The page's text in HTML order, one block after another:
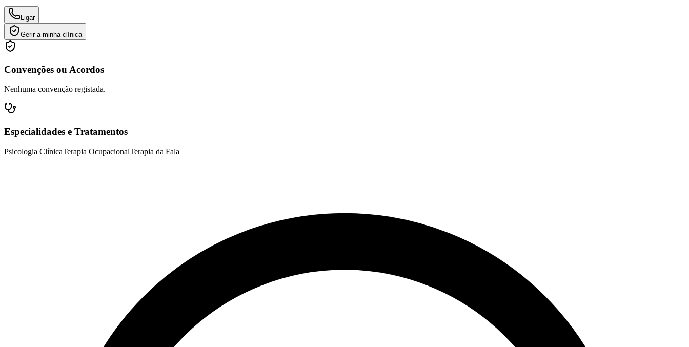
Ligar
Gerir a minha clínica
Convenções ou Acordos
Nenhuma convenção registada.
Especialidades e Tratamentos
Psicologia ClínicaTerapia OcupacionalTerapia da Fala